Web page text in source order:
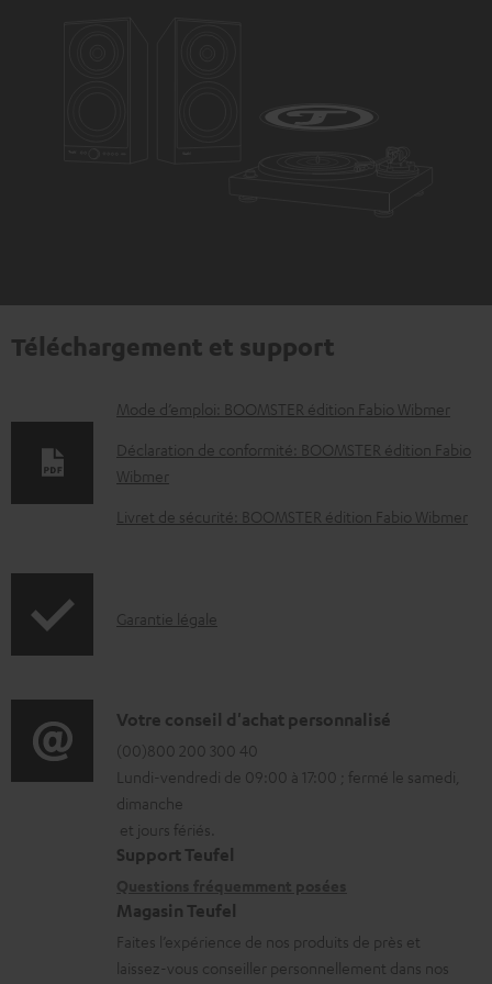
Téléchargement et support
D
o
c
u
n
t
é
é
c
a
r
g
Mode d’emploi: BOOMSTER édition Fabio Wibmer
Déclaration de conformité: BOOMSTER édition Fabio
Wibmer
Livret de sécurité: BOOMSTER édition Fabio Wibmer
I
o
r
m
a
t
o
n
Garantie légale
D
é
t
a
i
s
c
Votre conseil d'achat personnalisé
(00)800 200 300 40
Lundi-vendredi de 09:00 à 17:00 ; fermé le samedi,
dimanche
et jours fériés.
Support Teufel
Magasin Teufel
Faites l’expérience de nos produits de près et
laissez-vous conseiller personnellement dans nos